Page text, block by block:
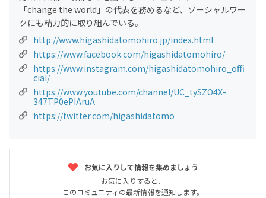
「change the world」の代表を務めるなど、ソーシャルワー
クにも精力的に取り組んでいる。
http://www.higashidatomohiro.jp/index.html
https://www.facebook.com/higashidatomohiro/
https://www.instagram.com/higashidatomohiro_offi
cial/
https://www.youtube.com/channel/UC_tySZO4X-
347TP0ePIAruA
https://twitter.com/higashidatomo
お気に入りして情報を集めましょう
お気に入りすると、
このコミュニティの最新情報を通知します。